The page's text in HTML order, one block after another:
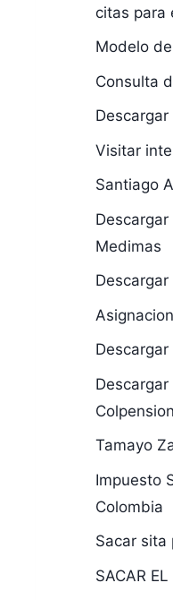
citas para
Modelo
Consulta
Descargar
Visitar
Santiago
Medimas
Tamayo
Impuesto
Colombia
Sacar sita
SACAR